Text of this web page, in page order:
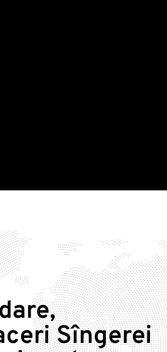
Sîngerei